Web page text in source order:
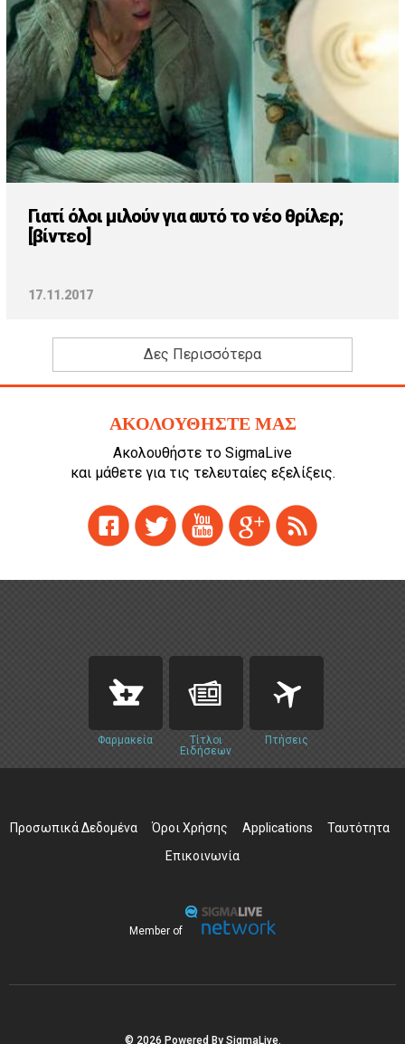
Γιατί όλοι μιλούν για αυτό το νέο θρίλερ;
[βίντεο]
17.11.2017
Δες Περισσότερα
ΑΚΟΛΟΥΘΗΣΤΕ ΜΑΣ
Ακολουθήστε το SigmaLive
και μάθετε για τις τελευταίες εξελίξεις.
Φαρμακεία
Τίτλοι
Ειδήσεων
Πτήσεις
Προσωπικά Δεδομένα Όροι Χρήσης Applications
Ταυτότητα
Επικοινωνία
Member of
© 2026 Powered By SigmaLive.